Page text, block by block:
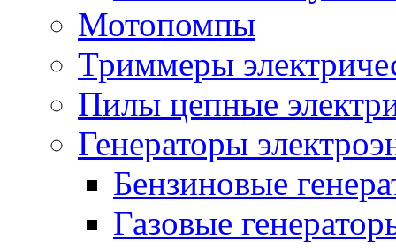
Мотопомпы
Триммеры
Пилы цепные
Генераторы
Бензиновые
Газовые